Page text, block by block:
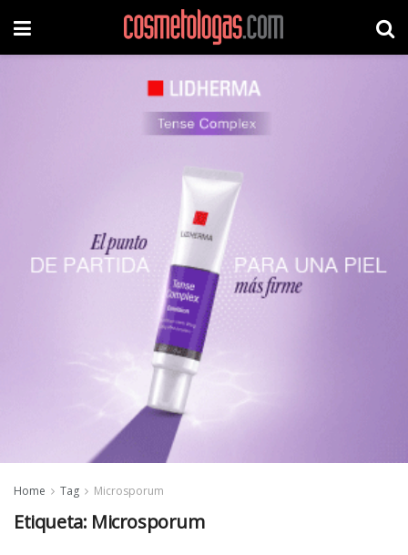
Home Tag Microsporum
Etiqueta: Microsporum